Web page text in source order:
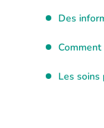
Des
Les